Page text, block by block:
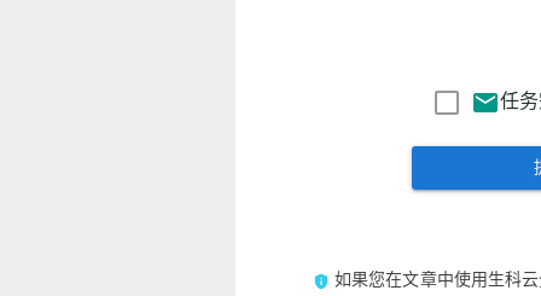
mail任
privacy_tip 如果您在文章中使用生科